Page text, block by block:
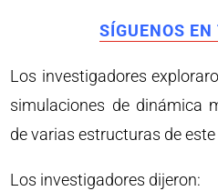
SÍGUENOS
Los investigadores
simulaciones de dinámica
de varias estructuras de
Los investigadores dijeron: